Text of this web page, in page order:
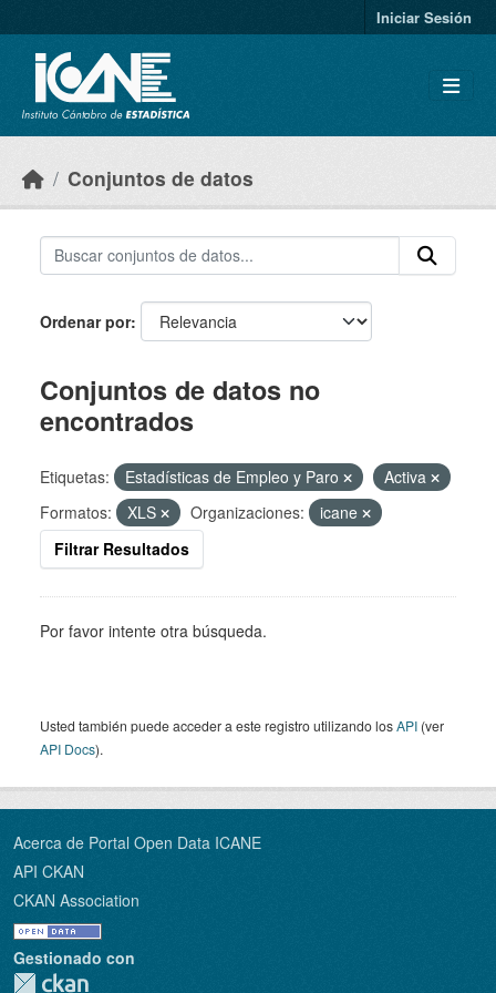
Iniciar Sesión
Conjuntos de datos
Ordenar por
Conjuntos de datos no
encontrados
Etiquetas: Estadísticas de Empleo y Paro
Activa
Formatos:
XLS Organizaciones:
icane
Filtrar Resultados
Por favor intente otra búsqueda.
Usted también puede acceder a este registro utilizando losAPI (ver
API Docs).
Acerca de Portal Open Data ICANE
API CKAN
CKAN Association
Gestionado con